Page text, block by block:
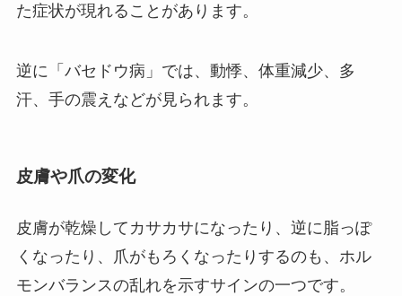
た症状が現れることがあります。
逆に「バセドウ病」では、動悸、体重減少、多
汗、手の震えなどが見られます。
皮膚や爪の変化
皮膚が乾燥してカサカサになったり、逆に脂っぽ
くなったり、爪がもろくなったりするのも、ホル
モンバランスの乱れを示すサインの一つです。